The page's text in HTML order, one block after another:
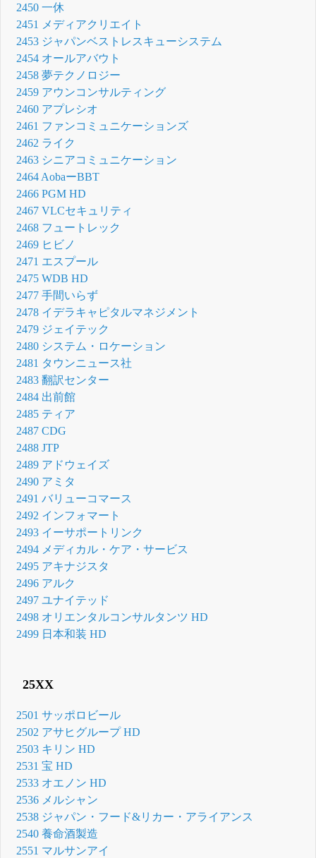
2450 一休
2451 メディアクリエイト
2453 ジャパンベストレスキューシステム
2454 オールアバウト
2458 夢テクノロジー
2459 アウンコンサルティング
2460 アプレシオ
2461 ファンコミュニケーションズ
2462 ライク
2463 シニアコミュニケーション
2464 AobaーBBT
2466 PGM HD
2467 VLCセキュリティ
2468 フュートレック
2469 ヒビノ
2471 エスプール
2475 WDB HD
2477 手間いらず
2478 イデラキャピタルマネジメント
2479 ジェイテック
2480 システム・ロケーション
2481 タウンニュース社
2483 翻訳センター
2484 出前館
2485 ティア
2487 CDG
2488 JTP
2489 アドウェイズ
2490 アミタ
2491 バリューコマース
2492 インフォマート
2493 イーサポートリンク
2494 メディカル・ケア・サービス
2495 アキナジスタ
2496 アルク
2497 ユナイテッド
2498 オリエンタルコンサルタンツ HD
2499 日本和装 HD
25XX
2501 サッポロビール
2502 アサヒグループ HD
2503 キリン HD
2531 宝 HD
2533 オエノン HD
2536 メルシャン
2538 ジャパン・フード&リカー・アライアンス
2540 養命酒製造
2551 マルサンアイ